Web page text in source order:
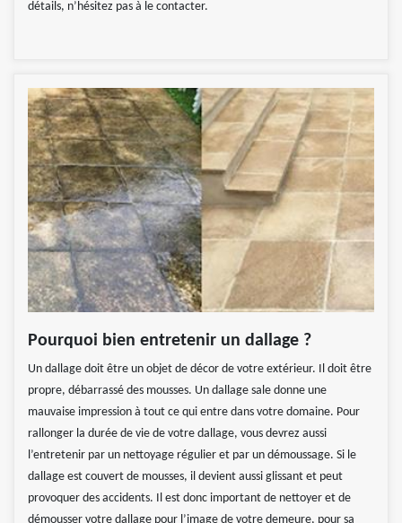
détails, n’hésitez pas à le contacter.
Pourquoi bien entretenir un dallage ?
Un dallage doit être un objet de décor de votre extérieur. Il doit être
propre, débarrassé des mousses. Un dallage sale donne une
mauvaise impression à tout ce qui entre dans votre domaine. Pour
rallonger la durée de vie de votre dallage, vous devrez aussi
l’entretenir par un nettoyage régulier et par un démoussage. Si le
dallage est couvert de mousses, il devient aussi glissant et peut
provoquer des accidents. Il est donc important de nettoyer et de
démousser votre dallage pour l’image de votre demeure, pour sa